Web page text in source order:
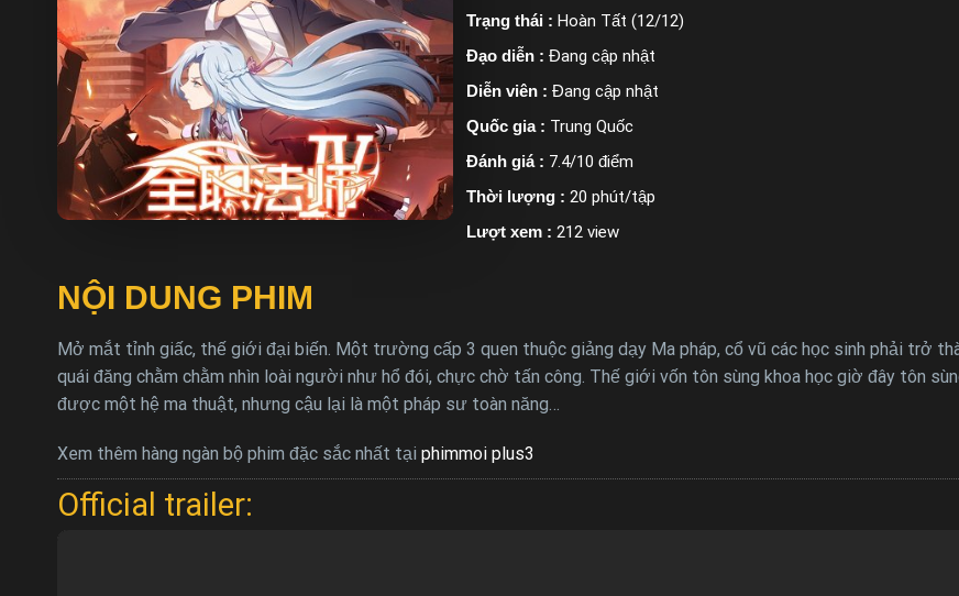
Trạng thái : Hoàn Tất (12/12)
Đạo diễn : Đang cập nhật
Diễn viên : Đang cập nhật
Quốc gia : Trung Quốc
Đánh giá : 7.4/10 điểm
Thời lượng : 20 phút/tập
Lượt xem : 212 view
NỘI DUNG PHIM
Mở mắt tỉnh giấc, thế giới đại biến. Một trường cấp 3 quen thuộc giảng dạy Ma pháp, cổ vũ các học sinh phải trở
quái đăng chằm chằm nhìn loài người như hổ đói, chực chờ tấn công. Thế giới vốn tôn sùng khoa học giờ đây tôn
được một hệ ma thuật, nhưng cậu lại là một pháp sư toàn năng…
Xem thêm hàng ngàn bộ phim đặc sắc nhất tại phimmoi plus3
Official trailer: